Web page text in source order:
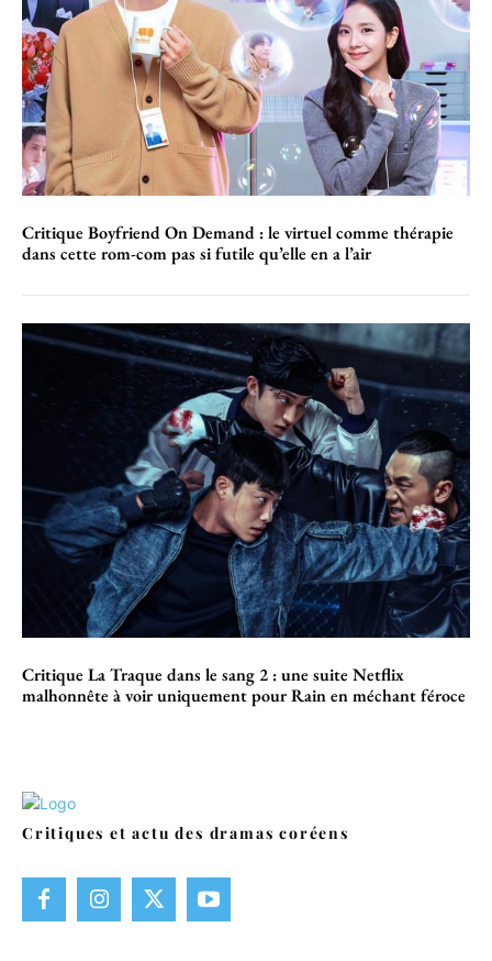
Critique Boyfriend On Demand : le virtuel comme thérapie
dans cette rom-com pas si futile qu’elle en a l’air
Critique La Traque dans le sang 2 : une suite Netflix
malhonnête à voir uniquement pour Rain en méchant féroce
Critiques et actu des dramas coréens